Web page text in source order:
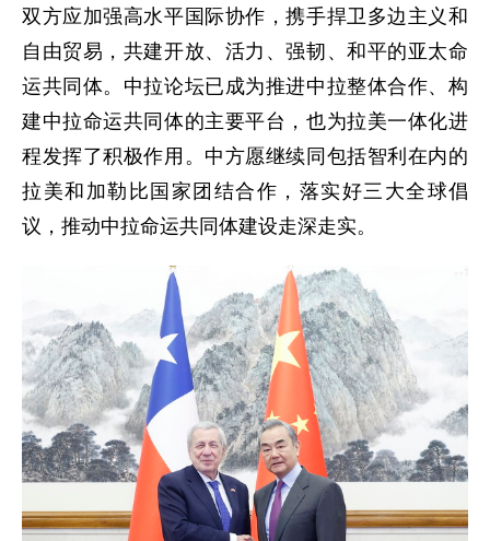
双方应加强高水平国际协作，携手捍卫多边主义和
自由贸易，共建开放、活力、强韧、和平的亚太命
运共同体。中拉论坛已成为推进中拉整体合作、构
建中拉命运共同体的主要平台，也为拉美一体化进
程发挥了积极作用。中方愿继续同包括智利在内的
拉美和加勒比国家团结合作，落实好三大全球倡
议，推动中拉命运共同体建设走深走实。